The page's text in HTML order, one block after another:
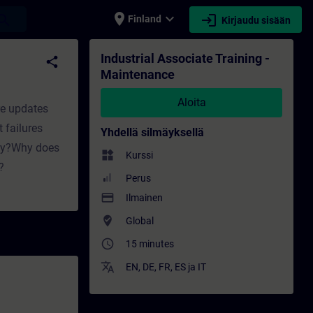
place Finland expand_more login Kirjaudu sisään
- Ammatillinen kehittyminen |
share
updates
failures
does
Industrial Associate Training -
Maintenance
Aloita
Yhdellä silmäyksellä
widgets Kurssi
Perus
payment Ilmainen
where_to_vote Global
access_time 15 minutes
translate EN, DE, FR, ES ja IT